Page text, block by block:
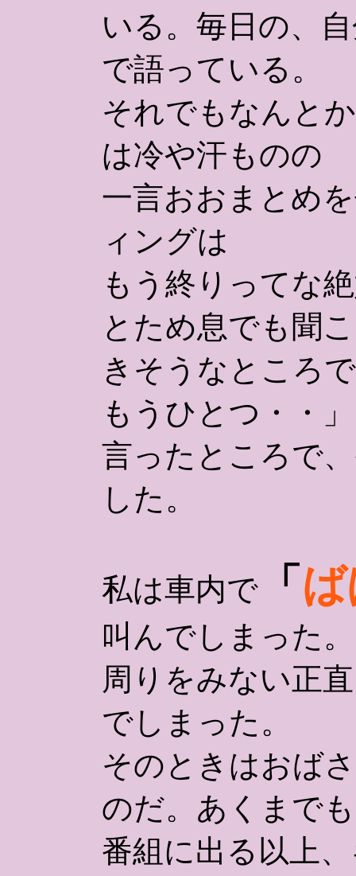
いる。毎日の、
で語っている。
それでもなんと
は冷や汗ものの
一言おおまとめ
ィングは
もう終りってな
とため息でも聞
きそうなところ
もうひとつ・・
言ったところで
した。
私は車内で 「
叫んでしまった。
周りをみない正
でしまった。
そのときはおば
のだ。あくまでも
番組に出る以上